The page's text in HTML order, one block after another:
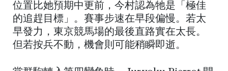
位置比她預期中更前，今村認為牠是「極佳
的追趕目標」。賽事步速在早段偏慢。若太
早發力，東京競馬場的最後直路實在太長。
但若按兵不動，機會則可能稍瞬即逝。